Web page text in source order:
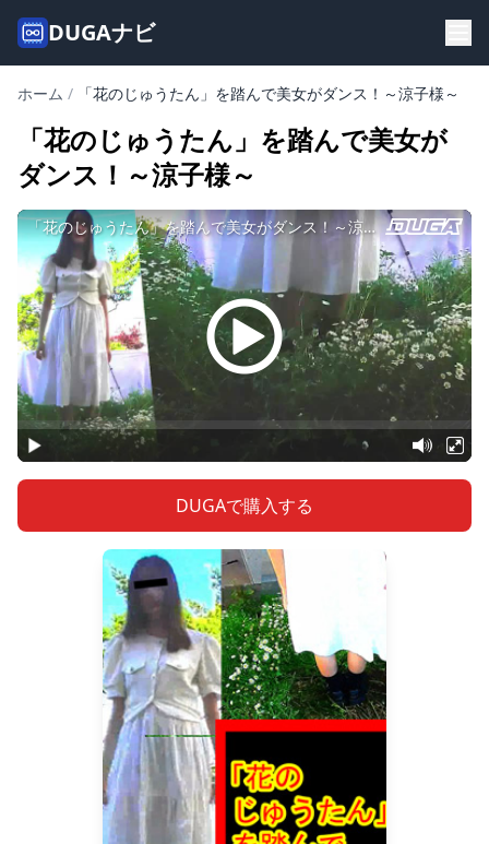
DUGAナビ
ホーム / 「花のじゅうたん」を踏んで美女がダンス！～涼子様～
「花のじゅうたん」を踏んで美女が
ダンス！～涼子様～
DUGAで購入する